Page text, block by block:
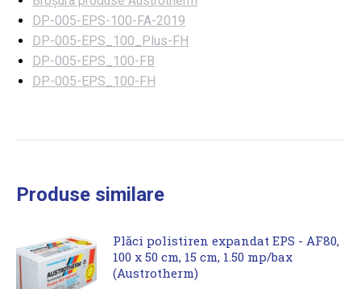
DP-005-EPS-100-FA-2019
DP-005-EPS_100_Plus-FH
DP-005-EPS_100-FB
DP-005-EPS_100-FH
Produse similare
Plăci polistiren expandat EPS - AF80,
100 x 50 cm, 15 cm, 1.50 mp/bax
(Austrotherm)